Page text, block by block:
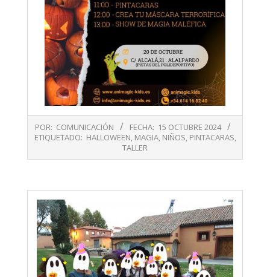
10-
POR: COMUNICACIÓN FECHA: 15 OCTUBRE 2024
ETIQUETADO: HALLOWEEN, MAGIA, NIÑOS, PINTACARAS,
TALLER